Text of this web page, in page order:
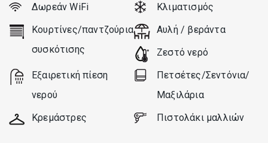
Δωρεάν WiFi
Κλιματισμός
Κουρτίνες/παντζούρια
συσκότισης
Αυλή / βεράντα
Ζεστό νερό
Εξαιρετική πίεση
νερού
Πετσέτες/Σεντόνια/
Μαξιλάρια
Κρεμάστρες
Πιστολάκι μαλλιών